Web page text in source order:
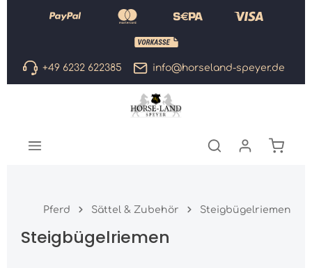
Zum Hauptinhalt springen
+49 6232 622385 info@horseland-speyer.de
Pferd Sättel & Zubehör Steigbügelriemen
Steigbügelriemen